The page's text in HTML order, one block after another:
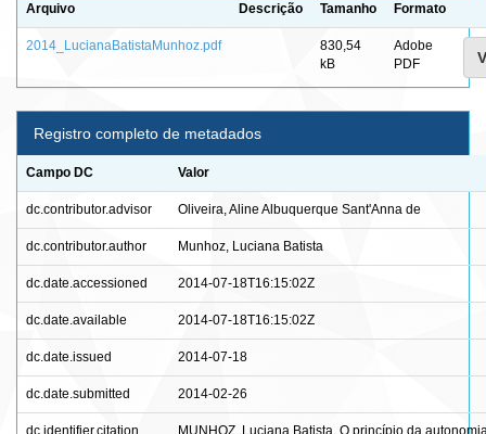
Arquivo Descrição Tamanho Formato
2014_LucianaBatistaMunhoz.pdf
830,54
kB
Adobe
PDF
Registro completo de metadados
Campo DC Valor
dc.contributor.advisor Oliveira, Aline Albuquerque Sant'Anna de
dc.contributor.author Munhoz, Luciana Batista
dc.date.accessioned 2014-07-18T16:15:02Z
dc.date.available 2014-07-18T16:15:02Z
dc.date.issued 2014-07-18
dc.date.submitted 2014-02-26
dc.identifier.citation
MUNHOZ, Luciana Batista. O princípio da